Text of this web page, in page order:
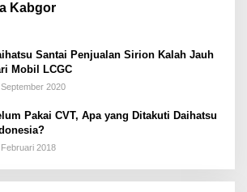
Kabgor
Santai Penjualan Sirion Kalah Jauh
Mobil LCGC
September 2020
Pakai CVT, Apa yang Ditakuti Daihatsu
2018